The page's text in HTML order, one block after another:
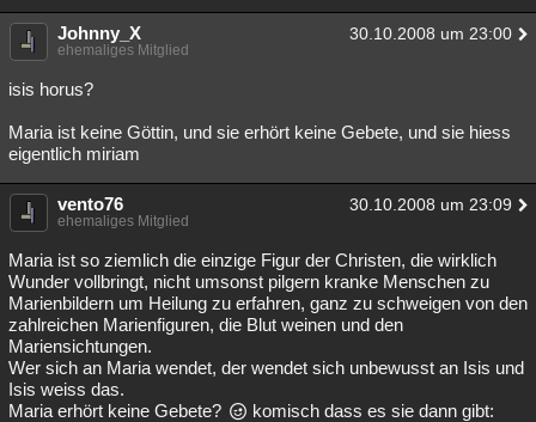
Johnny_X 30.10.2008 um 23:00
ehemaliges Mitglied
isis horus?
Maria ist keine Göttin, und sie erhört keine Gebete, und sie hiess
eigentlich miriam
vento76 30.10.2008 um 23:09
ehemaliges Mitglied
Maria ist so ziemlich die einzige Figur der Christen, die wirklich
Wunder vollbringt, nicht umsonst pilgern kranke Menschen zu
Marienbildern um Heilung zu erfahren, ganz zu schweigen von den
zahlreichen Marienfiguren, die Blut weinen und den
Mariensichtungen.
Wer sich an Maria wendet, der wendet sich unbewusst an Isis und
Isis weiss das.
Maria erhört keine Gebete?
komisch dass es sie dann gibt: